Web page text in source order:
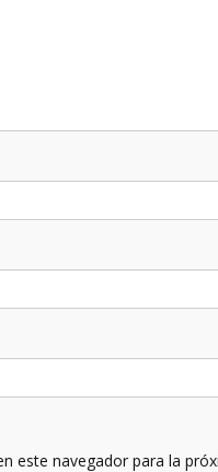
este navegador para la